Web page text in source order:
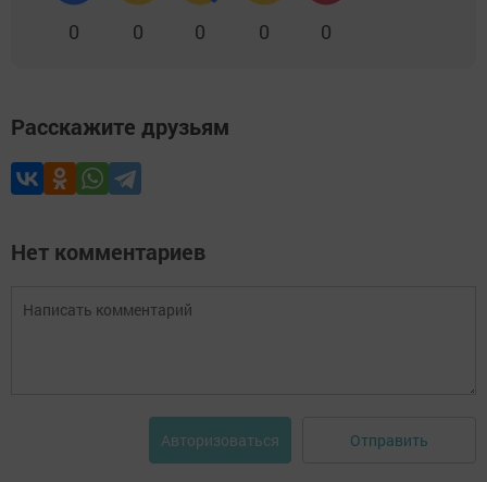
0 0 0 0 0
Расскажите друзьям
Нет комментариев
Авторизоваться Отправить